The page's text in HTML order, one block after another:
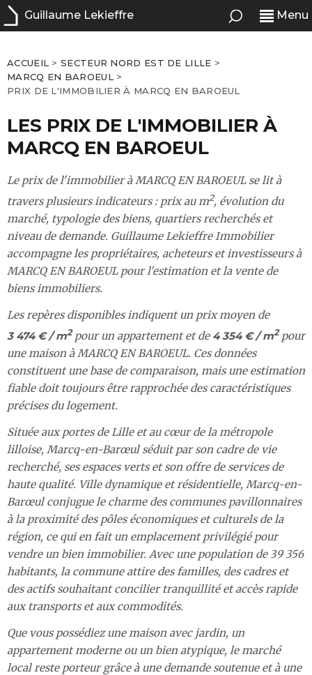
Guillaume Lekieffre Menu
ACCUEIL >SECTEUR NORD EST DE LILLE >
MARCQ EN BAROEUL>
PRIX DE L'IMMOBILIER À MARCQ EN BAROEUL
LES PRIX DE L'IMMOBILIER À
MARCQ EN BAROEUL
Le prix de l'immobilier à MARCQ EN BAROEUL se lit à
travers plusieurs indicateurs : prix au m2, évolution du
marché, typologie des biens, quartiers recherchés et
niveau de demande. Guillaume Lekieffre Immobilier
accompagne les propriétaires, acheteurs et investisseurs à
MARCQ EN BAROEUL pour l'estimation et la vente de
biens immobiliers.
Les repères disponibles indiquent un prix moyen de
3 474 € / m2pour un appartement et de 4 354 € / m2pour
une maison à MARCQ EN BAROEUL. Ces données
constituent une base de comparaison, mais une estimation
fiable doit toujours être rapprochée des caractéristiques
précises du logement.
Située aux portes de Lille et au cœur de la métropole
lilloise, Marcq-en-Barœul séduit par son cadre de vie
recherché, ses espaces verts et son offre de services de
haute qualité. Ville dynamique et résidentielle, Marcq-en-
Barœul conjugue le charme des communes pavillonnaires
à la proximité des pôles économiques et culturels de la
région, ce qui en fait un emplacement privilégié pour
vendre un bien immobilier. Avec une population de 39 356
habitants, la commune attire des familles, des cadres et
des actifs souhaitant concilier tranquillité et accès rapide
aux transports et aux commodités.
Que vous possédiez une maison avec jardin, un
appartement moderne ou un bien atypique, le marché
local reste porteur grâce à une demande soutenue et à une